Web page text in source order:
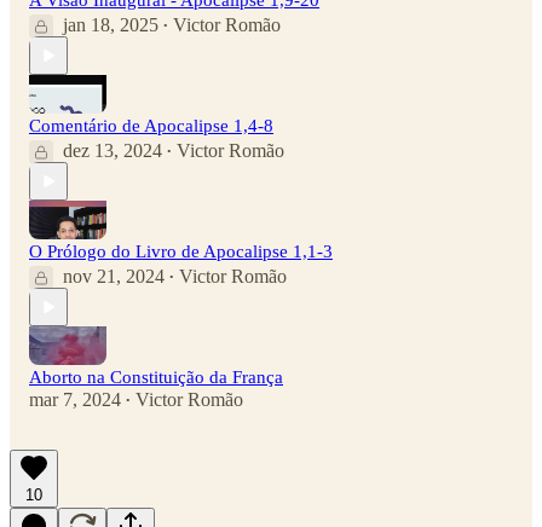
jan 18, 2025 • Victor Romão
Comentário de Apocalipse 1,4-8
dez 13, 2024 • Victor Romão
O Prólogo do Livro de Apocalipse 1,1-3
nov 21, 2024 • Victor Romão
Aborto na Constituição da França
mar 7, 2024 • Victor Romão
10